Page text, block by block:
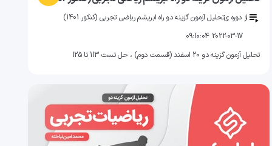
از دوره یتحلیل آزمون گزینه دو راه ابریشم ریاضی تجربی (کنکور 1401)
2022-03-17 09:10:04
تحلیل آزمون گزینه دو 20 اسفند (قسمت دوم) ، حل تست 113 تا 125